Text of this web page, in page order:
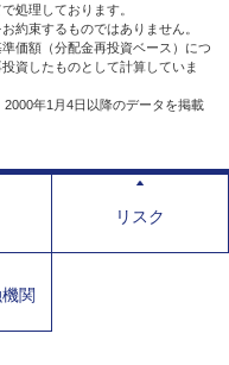
処理しております。
約束するものではありません。
価額（分配金再投資ベース）につ
資したものとして計算していま
年1月4日以降のデータを掲載
リスク
関